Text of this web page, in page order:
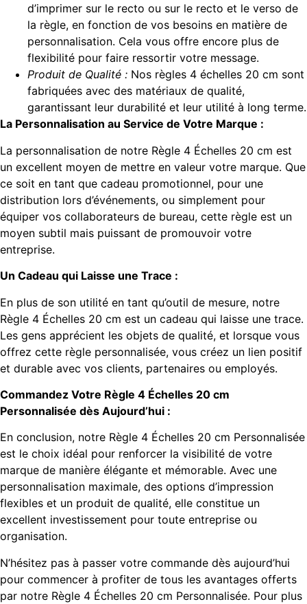
d’imprimer sur le recto ou sur le recto et le verso de
la règle, en fonction de vos besoins en matière de
personnalisation. Cela vous offre encore plus de
flexibilité pour faire ressortir votre message.
Produit de Qualité : Nos règles 4 échelles 20 cm sont
fabriquées avec des matériaux de qualité,
garantissant leur durabilité et leur utilité à long terme.
La Personnalisation au Service de Votre Marque :
La personnalisation de notre Règle 4 Échelles 20 cm est
un excellent moyen de mettre en valeur votre marque. Que
ce soit en tant que cadeau promotionnel, pour une
distribution lors d’événements, ou simplement pour
équiper vos collaborateurs de bureau, cette règle est un
moyen subtil mais puissant de promouvoir votre
entreprise.
Un Cadeau qui Laisse une Trace :
En plus de son utilité en tant qu’outil de mesure, notre
Règle 4 Échelles 20 cm est un cadeau qui laisse une trace.
Les gens apprécient les objets de qualité, et lorsque vous
offrez cette règle personnalisée, vous créez un lien positif
et durable avec vos clients, partenaires ou employés.
Commandez Votre Règle 4 Échelles 20 cm
Personnalisée dès Aujourd’hui :
En conclusion, notre Règle 4 Échelles 20 cm Personnalisée
est le choix idéal pour renforcer la visibilité de votre
marque de manière élégante et mémorable. Avec une
personnalisation maximale, des options d’impression
flexibles et un produit de qualité, elle constitue un
excellent investissement pour toute entreprise ou
organisation.
N’hésitez pas à passer votre commande dès aujourd’hui
pour commencer à profiter de tous les avantages offerts
par notre Règle 4 Échelles 20 cm Personnalisée. Pour plus